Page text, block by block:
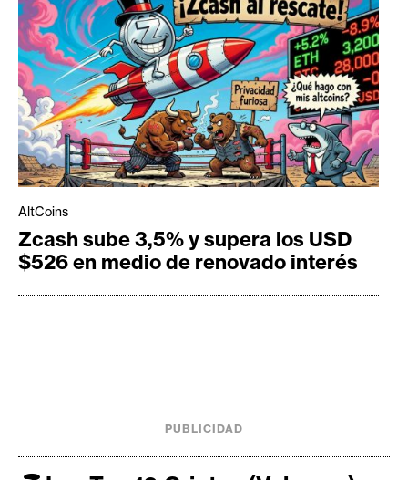
AltCoins
Zcash sube 3,5% y supera los USD
$526 en medio de renovado interés
PUBLICIDAD